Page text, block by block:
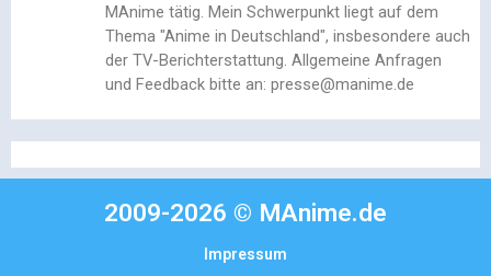
MAnime tätig. Mein Schwerpunkt liegt auf dem
Thema "Anime in Deutschland", insbesondere auch
der TV-Berichterstattung. Allgemeine Anfragen
und Feedback bitte an: presse@manime.de
2009-2026 © MAnime.de
Impressum